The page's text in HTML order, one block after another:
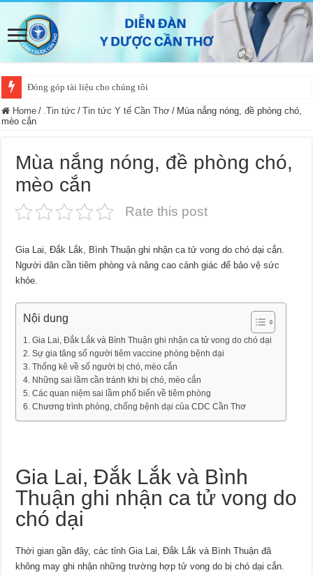
Đóng góp tài liệu cho chúng tôi
Home / .Tin tức / Tin tức Y tế Cần Thơ / Mùa nắng nóng, đề phòng chó,
mèo cắn
Mùa nắng nóng, đề phòng chó,
mèo cắn
Rate this post
Gia Lai, Đắk Lắk, Bình Thuận ghi nhận ca tử vong do chó dại cắn.
Người dân cần tiêm phòng và nâng cao cảnh giác để bảo vệ sức
khỏe.
Nội dung
Gia Lai, Đắk Lắk và Bình Thuận ghi nhận ca tử vong do chó dại
Sự gia tăng số người tiêm vaccine phòng bệnh dại
Thống kê về số người bị chó, mèo cắn
Những sai lầm cần tránh khi bị chó, mèo cắn
Các quan niệm sai lầm phổ biến về tiêm phòng
Chương trình phòng, chống bệnh dại của CDC Cần Thơ
Gia Lai, Đắk Lắk và Bình
Thuận ghi nhận ca tử vong do
chó dại
Thời gian gần đây, các tỉnh Gia Lai, Đắk Lắk và Bình Thuận đã
không may ghi nhận những trường hợp tử vong do bị chó dại cắn.